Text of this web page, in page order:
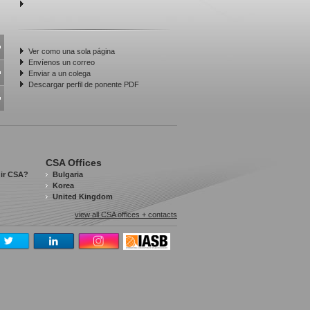
Ver como una sola página
Envíenos un correo
Enviar a un colega
Descargar perfil de ponente PDF
CSA?
CSA Offices
Bulgaria
Korea
United Kingdom
view all CSA offices + contacts